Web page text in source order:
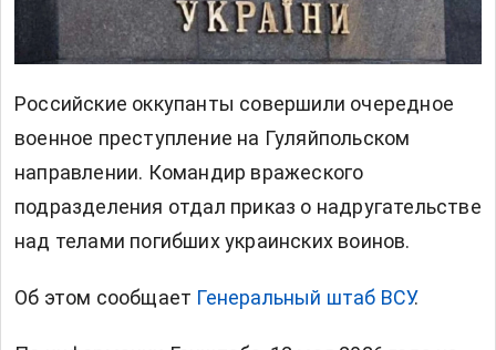
Российские оккупанты совершили очередное
военное преступление на Гуляйпольском
направлении. Командир вражеского
подразделения отдал приказ о надругательстве
над телами погибших украинских воинов.
Об этом сообщает Генеральный штаб ВСУ.